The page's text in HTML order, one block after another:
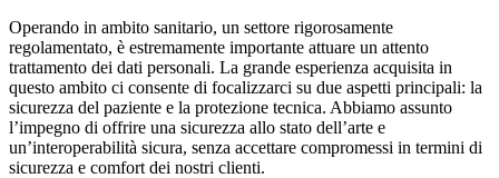
Operando in ambito sanitario, un settore rigorosamente
regolamentato, è estremamente importante attuare un attento
trattamento dei dati personali. La grande esperienza acquisita in
questo ambito ci consente di focalizzarci su due aspetti principali: la
sicurezza del paziente e la protezione tecnica. Abbiamo assunto
l’impegno di offrire una sicurezza allo stato dell’arte e
un’interoperabilità sicura, senza accettare compromessi in termini di
sicurezza e comfort dei nostri clienti.